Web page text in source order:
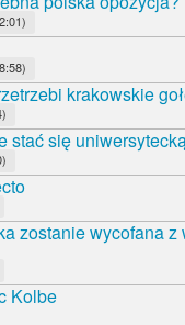
krakowskie
stać się
zostanie wycofana z
Kolbe